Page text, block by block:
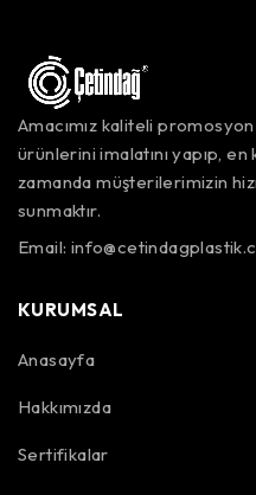
Amacımız kaliteli
ürünlerini imalatını yapıp, en
zamanda müşterilerimizin
sunmaktır.
Email:
KURUMSAL
Anasayfa
Hakkımızda
Sertifikalar